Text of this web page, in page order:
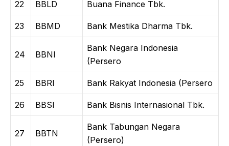
22 BBLD Buana Finance Tbk.
23 BBMD Bank Mestika Dharma Tbk.
24 BBNI
Bank Negara Indonesia
(Persero
25 BBRI Bank Rakyat Indonesia (Persero
26 BBSI Bank Bisnis Internasional Tbk.
27 BBTN
Bank Tabungan Negara
(Persero)